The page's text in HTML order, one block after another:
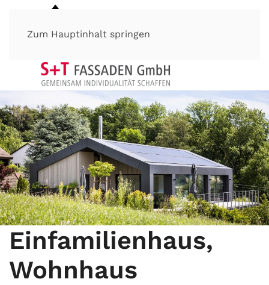
Zum Hauptinhalt springen
Einfamilienhaus,
Wohnhaus